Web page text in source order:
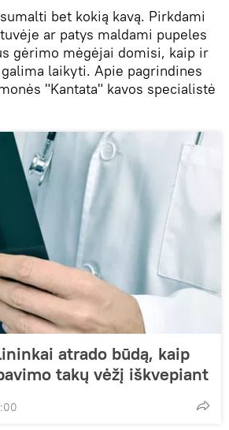
bet kokią kavą. Pirkdami
ar patys maldami pupeles
gėrimo mėgėjai domisi, kaip ir
laikyti. Apie pagrindines
"Kantata" kavos specialistė
atrado būdą, kaip
takų vėžį iškvepiant